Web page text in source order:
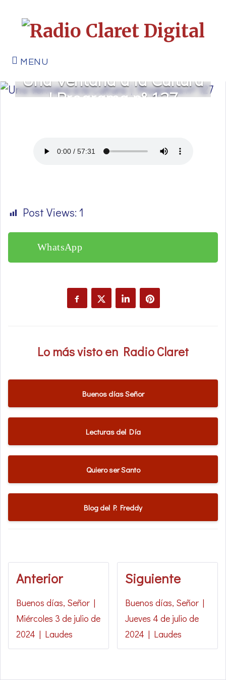
MENU
Una Ventana a la Cultura
| Programa nº 127
Post Views: 1
WhatsApp
Lo más visto en Radio Claret
Buenos días Señor
Lecturas del Día
Quiero ser Santo
Blog del P. Freddy
Anterior
Buenos días, Señor |
Miércoles 3 de julio de
2024 | Laudes
Siguiente
Buenos días, Señor |
Jueves 4 de julio de
2024 | Laudes